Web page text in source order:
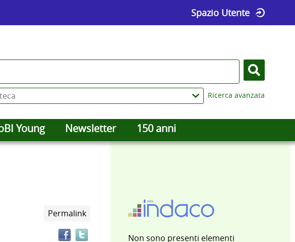
Spazio Utente
Cerca
Ricerca avanzata
Young Newsletter 150 anni
Permalink
Non sono presenti elementi